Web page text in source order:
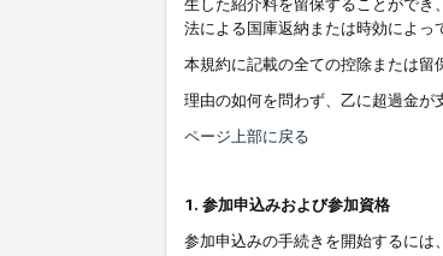
法による国庫返納または時効によっ
本規約に記載の全ての控除または留
理由の如何を問わず、乙に超過金が
ページ上部に戻る
1. 参加申込みおよび参加資格
参加申込みの手続きを開始するには